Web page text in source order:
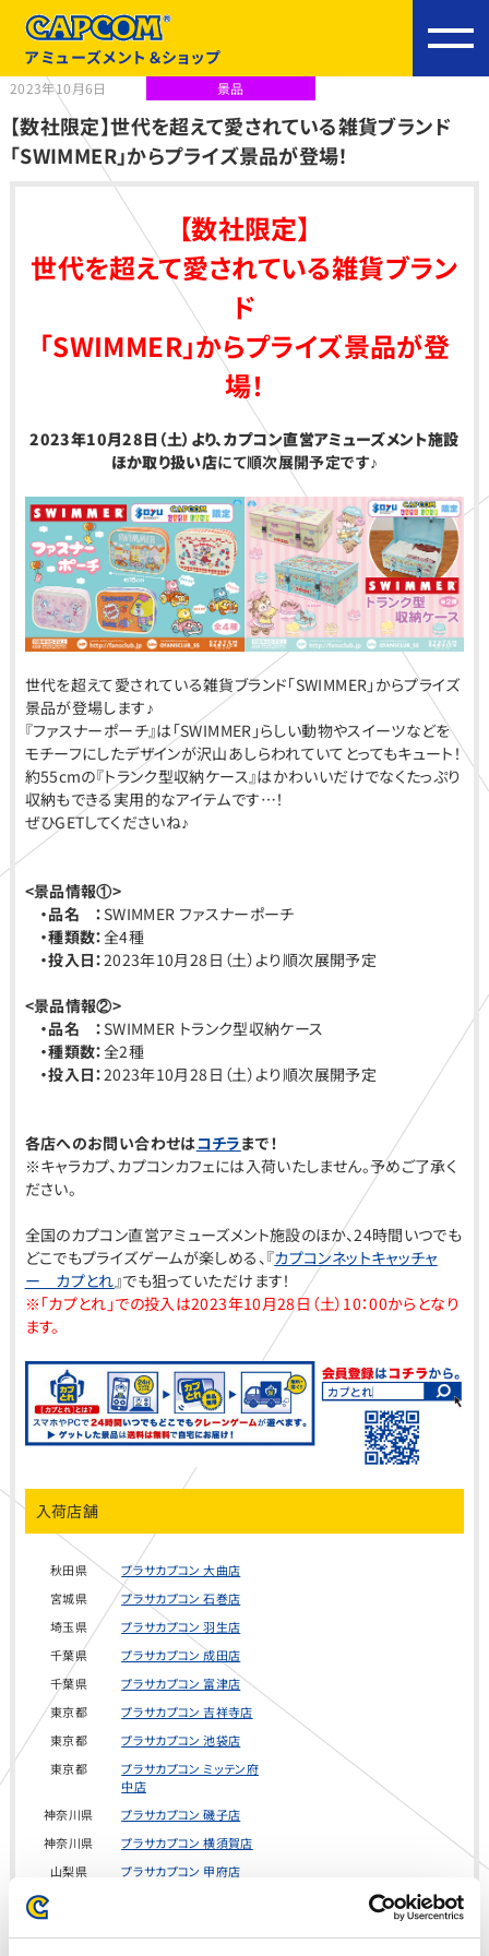
アミューズメント＆ショップ
2023年10月6日 景品
【数社限定】世代を超えて愛されている雑貨ブランド
「SWIMMER」からプライズ景品が登場！
【数社限定】
世代を超えて愛されている雑貨ブラン
ド
「SWIMMER」からプライズ景品が登
場！
2023年10月28日（土）より、カプコン直営アミューズメント施設
ほか取り扱い店にて順次展開予定です♪
世代を超えて愛されている雑貨ブランド「SWIMMER」からプライズ
景品が登場します♪
『ファスナーポーチ』は「SWIMMER」らしい動物やスイーツなどを
モチーフにしたデザインが沢山あしらわれていてとってもキュート！
約55cmの『トランク型収納ケース』はかわいいだけでなくたっぷり
収納もできる実用的なアイテムです…！
ぜひGETしてくださいね♪
<景品情報①>
・品名 ： SWIMMER ファスナーポーチ
・種類数：全4種
・投入日：2023年10月28日（土）より順次展開予定
<景品情報②>
・品名 ： SWIMMER トランク型収納ケース
・種類数：全2種
・投入日：2023年10月28日（土）より順次展開予定
各店へのお問い合わせはコチラまで！
※キャラカプ、カプコンカフェには入荷いたしません。予めご了承く
ださい。
全国のカプコン直営アミューズメント施設のほか、24時間いつでも
どこでもプライズゲームが楽しめる、『カプコンネットキャッチャ
ー カプとれ 』でも狙っていただけます！
※「カプとれ」での投入は2023年10月28日（土）10：00からとなり
ます。
入荷店舗
秋田県
プラサカプコン 大曲店
宮城県
プラサカプコン 石巻店
埼玉県
プラサカプコン 羽生店
千葉県
プラサカプコン 成田店
千葉県
プラサカプコン 富津店
東京都
プラサカプコン 吉祥寺店
東京都
プラサカプコン 池袋店
東京都
プラサカプコン ミッテン府
中店
神奈川県
プラサカプコン 磯子店
神奈川県
プラサカプコン 横須賀店
山梨県
プラサカプコン 甲府店